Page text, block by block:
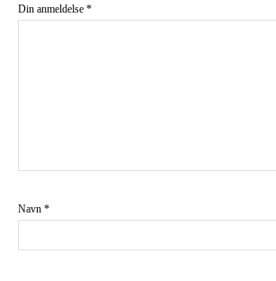
Din anmeldelse *
Navn *